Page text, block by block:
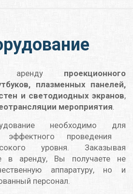
аренду проекционного
плазменных панелей,
и светодиодных экранов,
мероприятия.
необходимо для
эффектного проведения
уровня. Заказывая
в аренду, Вы получаете не
аппаратуру, но и
персонал.